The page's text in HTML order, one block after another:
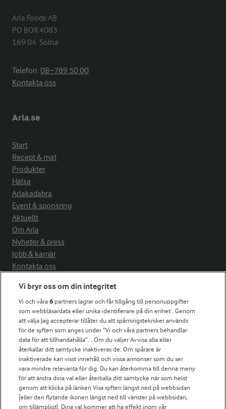
Arla Foods AB
PO BOX 4083
169 04  Solna
Telefon:08−789 50 00
Kontakta oss
Arla.se
Start
Recept & mat
Produkter
Hälsa
Arlakadabra
Event & sponsring
Aktuellt
Om Arla
Nyheter & press
Jobb & karriär
Kontakta oss
Arla in other countries
Fler Arlasajter
För ägare
Arlas kundportal
Arla.com
Falbygdens Ost
Arla webbshop
Vi bryr oss om din integritet
Vi och våra6 partners lagrar och får tillgång till personuppgifter
som webbläsardata eller unika identifierare på din enhet . Genom
att välja Jag accepterar tillåter du att spårningstekniker används
för de syften som anges under ”Vi och våra partners behandlar
data för att tillhandahålla”. . Om du väljer Avvisa alla eller
återkallar ditt samtycke inaktiveras de. Om spårare är
inaktiverade kan visst innehåll och vissa annonser som du ser
vara mindre relevanta för dig. Du kan återkomma till denna meny
för att ändra dina val eller återkalla ditt samtycke när som helst
genom att klicka på länken Visa syften längst ned på webbsidan
[eller den flytande ikonen längst ned till vänster på webbsidan,
om tillämpligt]. Dina val kommer att ha effekt inom vår